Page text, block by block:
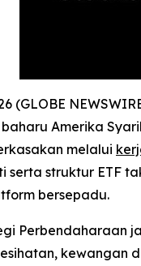
(GLOBE
Amerika
melalui
struktur ETF
bersepadu.
Perbendaharaan
kewangan